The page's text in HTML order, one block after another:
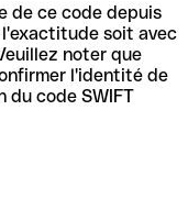
de ce code depuis
soit avec
noter que
l'identité de
du code SWIFT